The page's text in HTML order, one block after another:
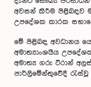
අවසන් කිරීම පිළිබඳව
උපදේශක කාරක
මේ පිළිබඳ අවධානය
අමාත්‍යාංශයීය
අමාත්‍ය ගරු ටිරාන්
පාර්ලිමේන්තුවේදී රැස්වූ